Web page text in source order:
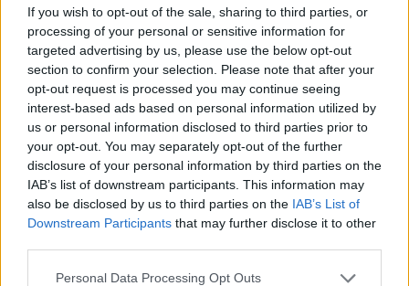
If you wish to opt-out of the sale, sharing to third parties, or
processing of your personal or sensitive information for
targeted advertising by us, please use the below opt-out
section to confirm your selection. Please note that after your
opt-out request is processed you may continue seeing
interest-based ads based on personal information utilized by
us or personal information disclosed to third parties prior to
your opt-out. You may separately opt-out of the further
disclosure of your personal information by third parties on the
IAB’s list of downstream participants. This information may
also be disclosed by us to third parties on the IAB’s List of
Downstream Participants that may further disclose it to other
Personal Data Processing Opt Outs
εγγεγραμμένοι έως και την 10/1/2021, στο
Μητρώο Καλλιτεχνών στην ειδική πλατφόρμα
artandcultureprofessionals.services.gov.gr, στο Π.Σ.
«ΕΡΓΑΝΗ» του Υπουργείου Εργασίας και
Κοινωνικών Υποθέσεων.
Όσον αφορά στο άνοιγμα της πλατφόρμας για
τον Απρίλιο θα ακολουθήσει νεότερη ενημέρωση
από το Υπουργείο Εργασίας και Κοινωνικών
Υποθέσεων.
Facebook Share on X Bluesky